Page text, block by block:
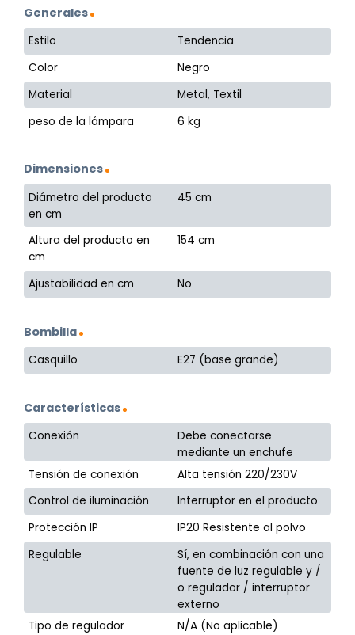
Generales
Estilo
Tendencia
Color
Negro
Material
Metal, Textil
peso de la lámpara
6 kg
Dimensiones
Diámetro del producto
en cm
45 cm
Altura del producto en
cm
154 cm
Ajustabilidad en cm No
Bombilla
Casquillo E27 (base grande)
Características
Conexión
Debe conectarse
mediante un enchufe
Tensión de conexión
Alta tensión 220/230V
Control de iluminación
Interruptor en el producto
Protección IP
IP20 Resistente al polvo
Regulable
Sí, en combinación con una
fuente de luz regulable y /
o regulador / interruptor
externo
Tipo de regulador
N/A (No aplicable)